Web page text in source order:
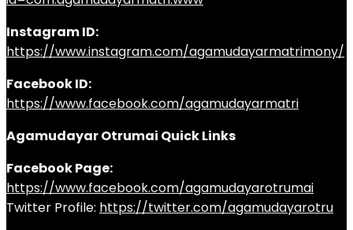
Instagram ID:
https://www.instagram.com/agamudayarmatrimony/
Facebook ID:
https://www.facebook.com/agamudayarmatri
Agamudayar Otrumai Quick Links
Facebook Page:
https://www.facebook.com/agamudayarotrumai
Twitter Profile: https://twitter.com/agamudayarotru